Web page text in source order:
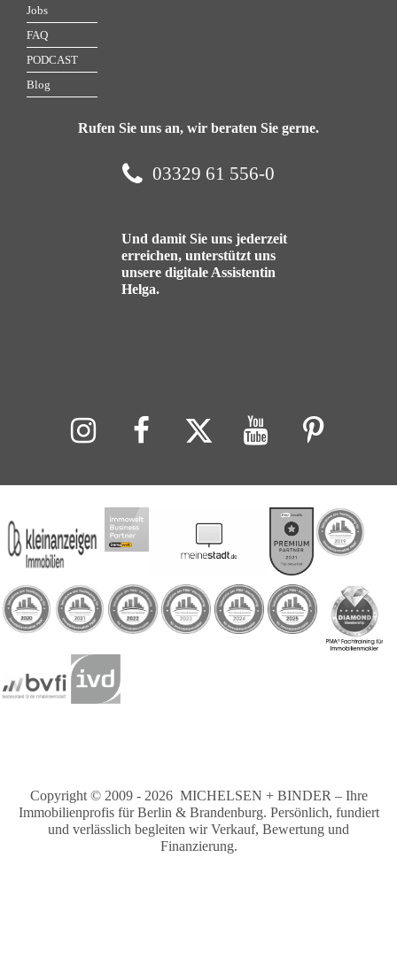
Jobs
FAQ
PODCAST
Blog
Rufen Sie uns an, wir beraten Sie gerne.
03329 61 556-0
Und damit Sie uns jederzeit
erreichen, unterstützt uns
unsere digitale Assistentin
Helga.
Copyright © 2009 - 2026 MICHELSEN + BINDER – Ihre
Immobilienprofis für Berlin & Brandenburg. Persönlich, fundiert
und verlässlich begleiten wir Verkauf, Bewertung und
Finanzierung.